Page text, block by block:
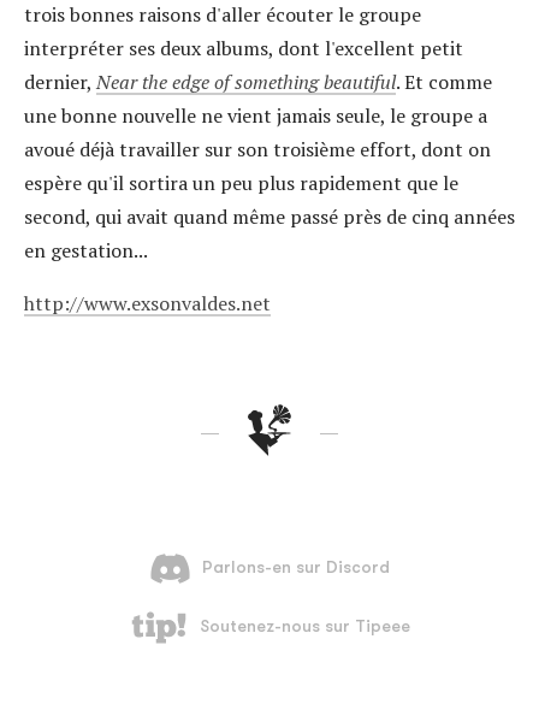
trois bonnes raisons d'aller écouter le groupe
interpréter ses deux albums, dont l'excellent petit
dernier,Near the edge of something beautiful. Et comme
une bonne nouvelle ne vient jamais seule, le groupe a
avoué déjà travailler sur son troisième effort, dont on
espère qu'il sortira un peu plus rapidement que le
second, qui avait quand même passé près de cinq années
en gestation...
http://www.exsonvaldes.net